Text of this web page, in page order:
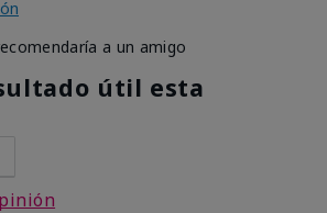
a un amigo
útil esta